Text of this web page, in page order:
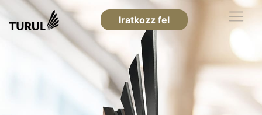
Iratkozz fel